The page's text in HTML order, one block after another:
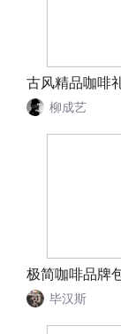
柳成艺
毕汉斯